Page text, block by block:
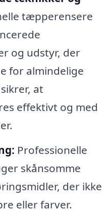
tæpperensere
og udstyr, der
for almindelige
at
effektivt og med
Professionelle
skånsomme
der ikke
eller farver.